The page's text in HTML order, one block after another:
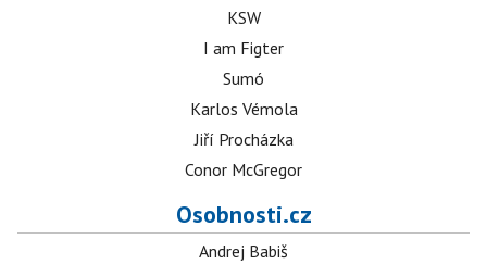
KSW
I am Figter
Sumó
Karlos Vémola
Jiří Procházka
Conor McGregor
Osobnosti.cz
Andrej Babiš